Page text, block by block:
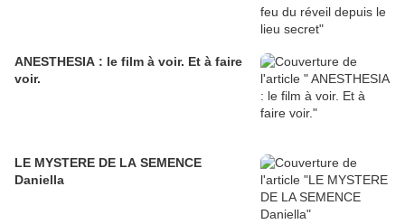
ANESTHESIA : le film à voir. Et à faire
voir.
LE MYSTERE DE LA SEMENCE
Daniella